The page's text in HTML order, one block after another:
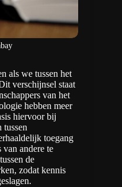
als we tussen het
verschijnsel staat
van het
hebben meer
hiervoor bij
toegang
andere te
de
zodat kennis